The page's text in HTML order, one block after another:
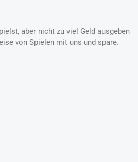
aber nicht zu viel Geld ausgeben
von Spielen mit uns und spare.